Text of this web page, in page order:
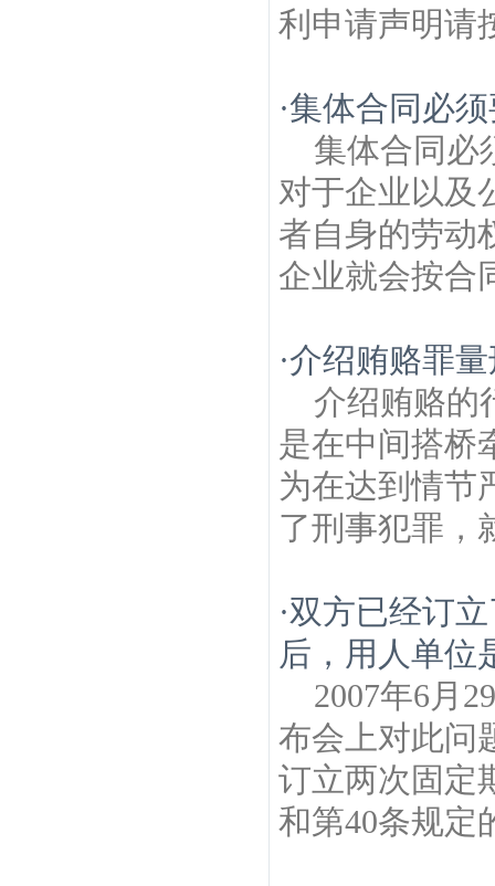
利申请声明请
·集体合同必
集体合同必
对于企业以及
者自身的劳动
企业就会按合
·介绍贿赂罪
介绍贿赂的
是在中间搭桥
为在达到情节
了刑事犯罪，
·双方已经订
后，用人单位
2007年6月
布会上对此问
订立两次固定
和第40条规定